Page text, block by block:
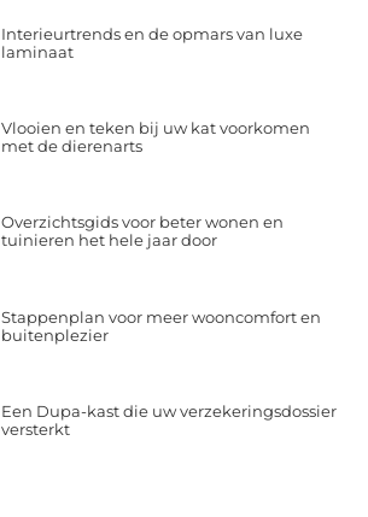
Interieurtrends en de opmars van luxe
laminaat
Vlooien en teken bij uw kat voorkomen
met de dierenarts
Overzichtsgids voor beter wonen en
tuinieren het hele jaar door
Stappenplan voor meer wooncomfort en
buitenplezier
Een Dupa-kast die uw verzekeringsdossier
versterkt